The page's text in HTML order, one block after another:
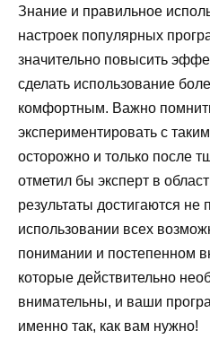
Знание и правильное
настроек популярных
значительно повысить
сделать использование
комфортным. Важно
экспериментировать с
осторожно и только после
отметил бы эксперт в
результаты достигаются не
использовании всех
понимании и постепенном
которые действительно
внимательны, и ваши
именно так, как вам нужно!